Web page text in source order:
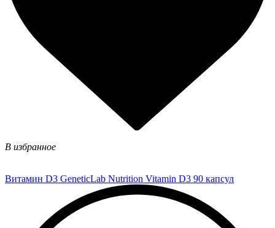
В избранное
Витамин D3 GeneticLab Nutrition Vitamin D3 90 капсул